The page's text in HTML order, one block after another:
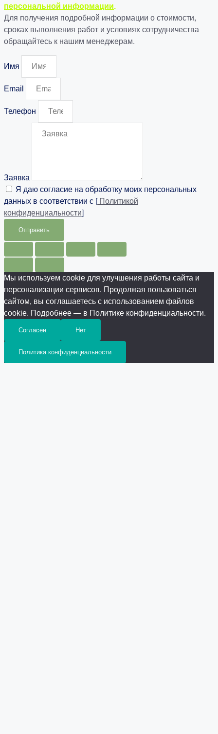
персональной информации.
Для получения подробной информации о стоимости,
сроках выполнения работ и условиях сотрудничества
обращайтесь к нашим менеджерам.
Имя
Email
Телефон
Заявка
Я даю согласие на обработку моих персональных
данных в соответствии с [Политикой
конфиденциальности]
Отправить
Мы используем cookie для улучшения работы сайта и
персонализации сервисов. Продолжая пользоваться
сайтом, вы соглашаетесь с использованием файлов
cookie. Подробнее — в Политике конфиденциальности.
Согласен Нет
Политика конфиденциальности